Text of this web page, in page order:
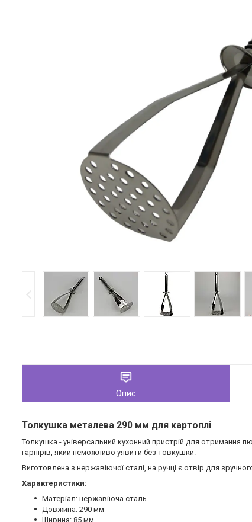
Опис
Толкушка металева 290 мм для картоплі
Толкушка - універсальний кухонний пристрій для отримання
гарнірів, який неможливо уявити без товкушки.
Виготовлена з нержавіючої сталі, на ручці є отвір для
Характеристики:
Матеріал: нержавіюча сталь
Довжина: 290 мм
Ширина: 85 мм